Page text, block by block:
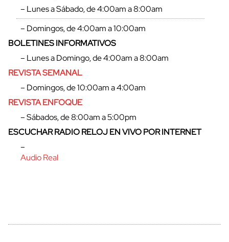
– Lunes a Sábado, de 4:00am a 8:00am
– Domingos, de 4:00am a 10:00am
BOLETINES INFORMATIVOS
– Lunes a Domingo, de 4:00am a 8:00am
REVISTA SEMANAL
– Domingos, de 10:00am a 4:00am
REVISTA ENFOQUE
– Sábados, de 8:00am a 5:00pm
ESCUCHAR RADIO RELOJ EN VIVO POR INTERNET
–
Audio Real